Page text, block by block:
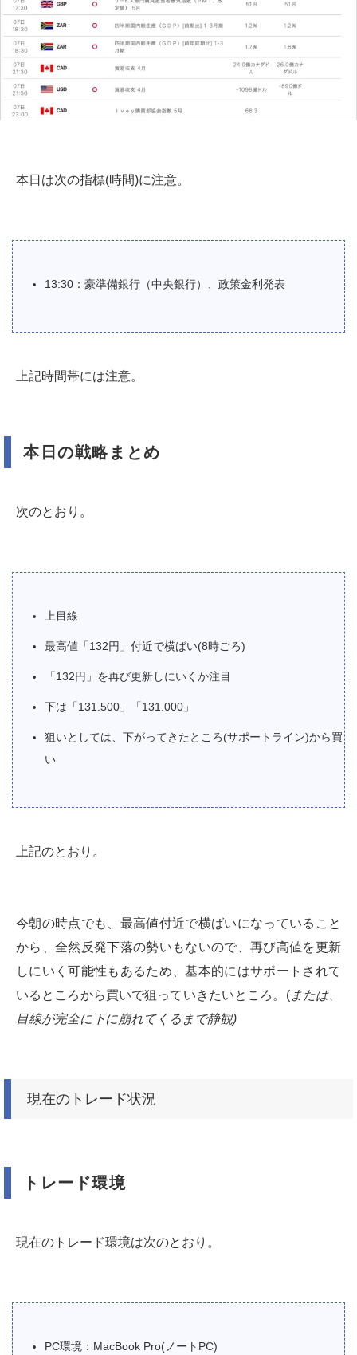
本日は次の指標(時間)に注意。
13:30：豪準備銀行（中央銀行）、政策金利発表
上記時間帯には注意。
本日の戦略まとめ
次のとおり。
上目線
最高値「132円」付近で横ばい(8時ごろ)
「132円」を再び更新しにいくか注目
下は「131.500」「131.000」
狙いとしては、下がってきたところ(サポートライン)から買
い
上記のとおり。
今朝の時点でも、最高値付近で横ばいになっていること
から、全然反発下落の勢いもないので、再び高値を更新
しにいく可能性もあるため、基本的にはサポートされて
いるところから買いで狙っていきたいところ。(または、
目線が完全に下に崩れてくるまで静観)
現在のトレード状況
トレード環境
現在のトレード環境は次のとおり。
PC環境：MacBook Pro(ノートPC)